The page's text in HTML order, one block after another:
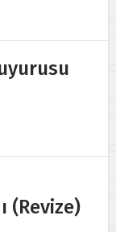
(Revize)